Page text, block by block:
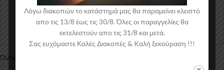
Όνομα
Λόγω διακοπών το κατάστημά μας θα παραμείνει κλειστό
απο τις 13/8 έως τις 30/8. Όλες οι παραγγελίες θα
εκτελεστούν απο τις 31/8 και μετά.
Σας ευχόμαστε Καλές Διακοπές & Kαλή ξεκούραση !!!